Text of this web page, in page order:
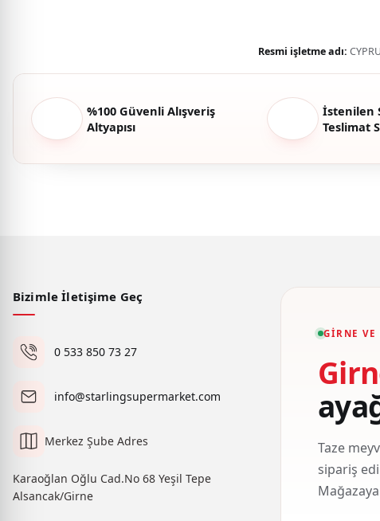
Resmi işletme adı:
%100 Güvenli Alışveriş
Altyapısı
İstenilen
Teslimat
Bizimle İletişime Geç
0 533 850 73 27
info@starlingsupermarket.com
Merkez Şube Adres
Karaoğlan Oğlu Cad.No 68 Yeşil Tepe
Alsancak/Girne
GIRNE VE
Taze
sipariş